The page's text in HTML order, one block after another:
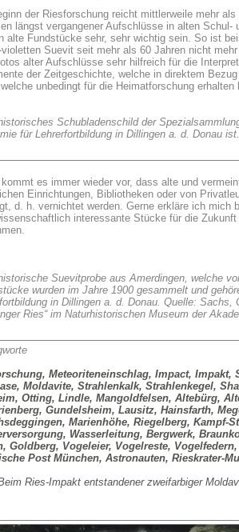
der Riesforschung reicht mittlerweile mehr
längst vergangener Aufschlüsse in alten
alte Fundstücke sehr, sehr wichtig sein. So ist
violetten Suevit seit mehr als 60 Jahren nicht
alter Aufschlüsse sehr hilfreich für die
der Zeitgeschichte, welche in direktem
unbedingt für die Heimatforschung erhalten
Schubladenschild der
für Lehrerfortbildung in Dillingen a. d. Donau ist.
kommt es immer wieder vor, dass alte und
Einrichtungen, Bibliotheken oder von
d. h. vernichtet werden. Gerne erkläre ich
interessante Stücke für die
Suevitprobe aus Amerdingen, welche
wurden im Jahre 1900 gesammelt und
in Dillingen a. d. Donau. Quelle:
Ries“ im Naturhistorischen Museum der
Meteoriteneinschlag, Impact,
Moldavite, Strahlenkalk, Strahlenkegel,
Otting, Lindle, Mangoldfelsen, Altebürg,
Gundelsheim, Lausitz, Hainsfarth,
Marienhöhe, Riegelberg, Kampf-
Wasserleitung, Bergwerk,
Goldberg, Vogeleier, Vogelreste,
Post München, Astronauten, Rieskrater-
Ries-Impakt entstandener zweifarbiger